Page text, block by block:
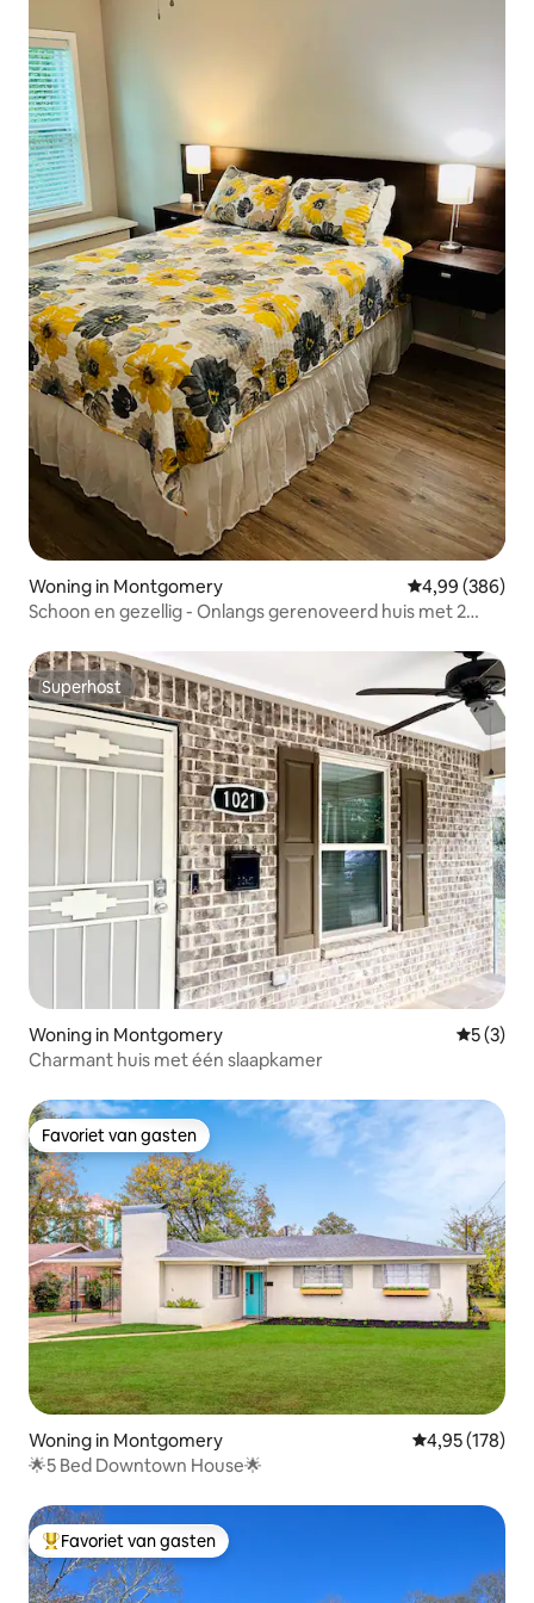
Woning in Montgomery Gemiddelde
4,99 (386)
Schoon en gezellig - Onlangs gerenoveerd huis met 2
Superhost
Superhost
Woning in Montgomery
5 (3)
Charmant huis met één slaapkamer
Favoriet van gasten
Favoriet van gasten
Woning in Montgomery Gemiddelde
4,95 (178)
🌟5 Bed Downtown House🌟
Topfavoriet van gasten
Favoriet van gasten